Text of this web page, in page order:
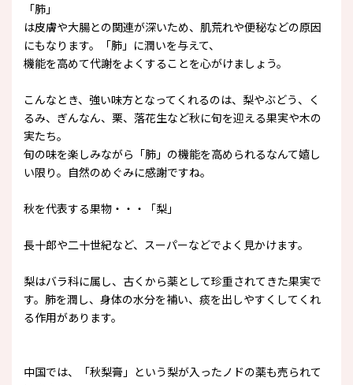
「肺」
は皮膚や大腸との関連が深いため、肌荒れや便秘などの原因
にもなります。「肺」に潤いを与えて、
機能を高めて代謝をよくすることを心がけましょう。
こんなとき、強い味方となってくれるのは、梨やぶどう、く
るみ、ぎんなん、栗、落花生など秋に旬を迎える果実や木の
実たち。
旬の味を楽しみながら「肺」の機能を高められるなんて嬉し
い限り。自然のめぐみに感謝ですね。
秋を代表する果物・・・「梨」
長十郎や二十世紀など、スーパーなどでよく見かけます。
梨はバラ科に属し、古くから薬として珍重されてきた果実で
す。肺を潤し、身体の水分を補い、痰を出しやすくしてくれ
る作用があります。
中国では、「秋梨膏」という梨が入ったノドの薬も売られて